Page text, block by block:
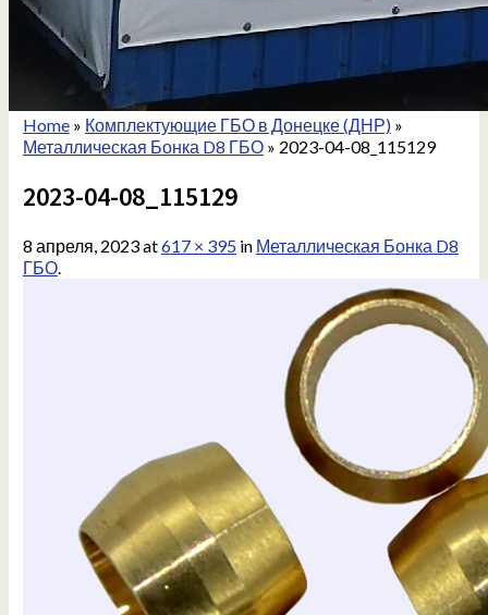
Home» Комплектующие ГБО в Донецке (ДНР)»
Металлическая Бонка D8 ГБО» 2023-04-08_115129
2023-04-08_115129
8 апреля, 2023at617 × 395in Металлическая Бонка D8
ГБО.